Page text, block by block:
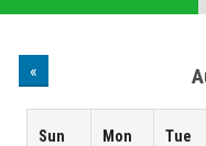
«
Sun Mon Tue